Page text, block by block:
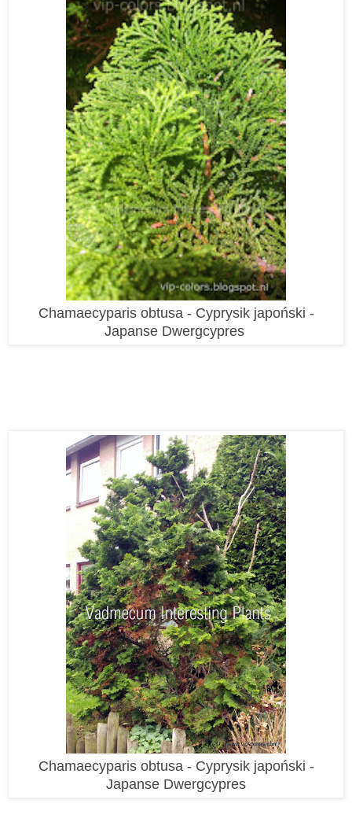
Chamaecyparis obtusa - Cyprysik japoński -
Japanse Dwergcypres
Chamaecyparis obtusa - Cyprysik japoński -
Japanse Dwergcypres